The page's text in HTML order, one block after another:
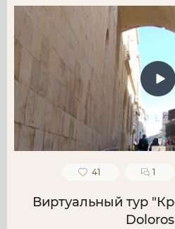
41 1
Виртуальный тур